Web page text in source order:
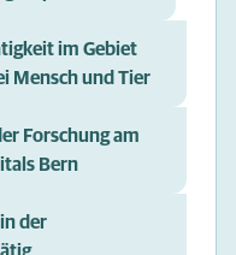
im Gebiet
Mensch und Tier
Forschung am
Bern
der